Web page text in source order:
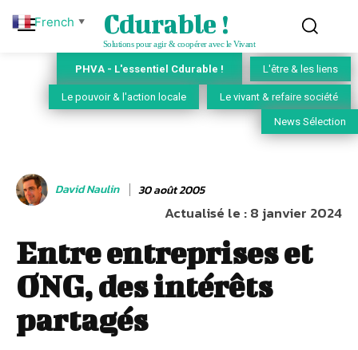
Cdurable !
Solutions pour agir & coopérer avec le Vivant
PHVA - L'essentiel Cdurable ! L'être & les liens
Le pouvoir & l'action locale Le vivant & refaire société
News Sélection
David Naulin 30 août 2005
Actualisé le :8 janvier 2024
Entre entreprises et
ONG, des intérêts
partagés
French ▼